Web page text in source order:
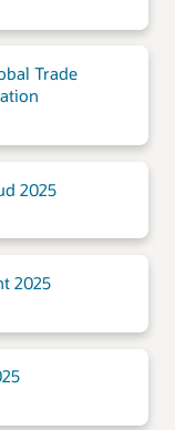
Trade
2025
2025